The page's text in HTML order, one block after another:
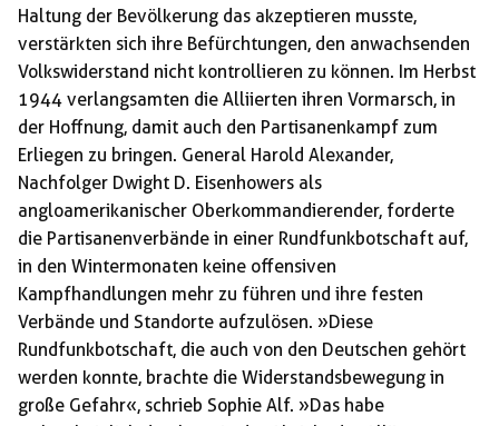
Haltung der Bevölkerung das akzeptieren musste,
verstärkten sich ihre Befürchtungen, den anwachsenden
Volkswiderstand nicht kontrollieren zu können. Im Herbst
1944 verlangsamten die Alliierten ihren Vormarsch, in
der Hoffnung, damit auch den Partisanenkampf zum
Erliegen zu bringen. General Harold Alexander,
Nachfolger Dwight D. Eisenhowers als
angloamerikanischer Oberkommandierender, forderte
die Partisanenverbände in einer Rundfunkbotschaft auf,
in den Wintermonaten keine offensiven
Kampfhandlungen mehr zu führen und ihre festen
Verbände und Standorte aufzulösen. »Diese
Rundfunkbotschaft, die auch von den Deutschen gehört
werden konnte, brachte die Widerstandsbewegung in
große Gefahr«, schrieb Sophie Alf. »Das habe